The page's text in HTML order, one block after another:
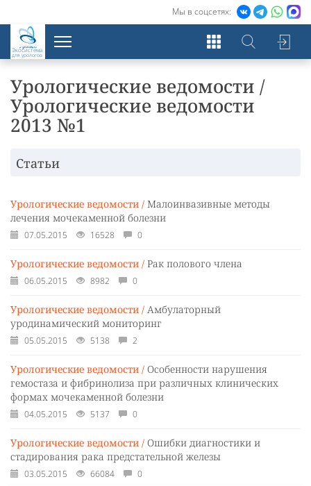
Мы в соцсетях:
Экосистема
для урологов
Урологические ведомости /
Урологические ведомости
2013 №1
Статьи
Урологические ведомости / Малоинвазивные методы
лечения мочекаменной болезни
07.05.2015 16528 0
Урологические ведомости / Рак полового члена
06.05.2015 8982 0
Урологические ведомости / Амбулаторный
уродинамический мониторинг
05.05.2015 5138 2
Урологические ведомости / Особенности нарушения
гемостаза и фибринолиза при различных клинических
формах мочекаменной болезни
04.05.2015 5137 0
Урологические ведомости / Ошибки диагностики и
стадирования рака предстательной железы
03.05.2015 66084 0